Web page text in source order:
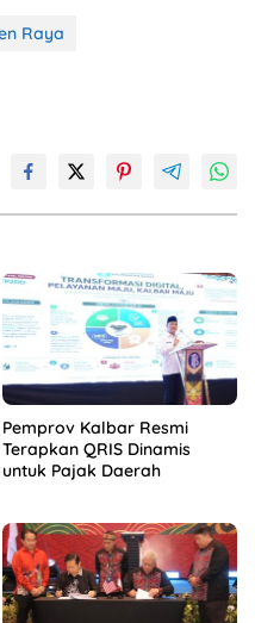
Raya
Pemprov Kalbar Resmi
Terapkan QRIS Dinamis
untuk Pajak Daerah